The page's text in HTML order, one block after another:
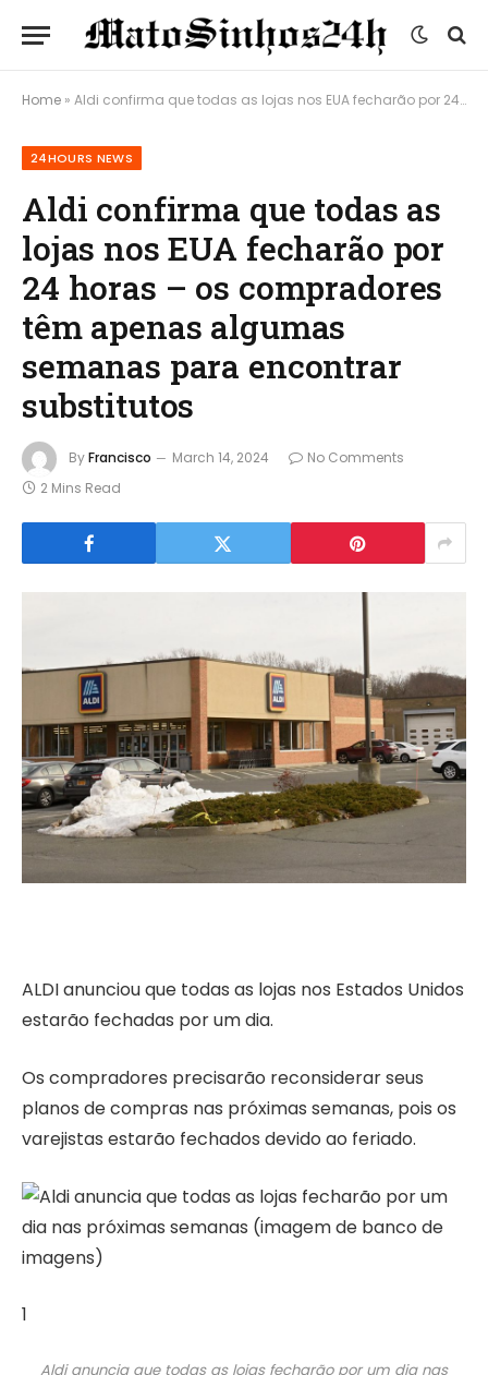
Home » Aldi confirma que todas as lojas nos EUA fecharão por 24 horas – os compradores têm apenas algumas semanas para encontrar substitutos
24HOURS NEWS
Aldi confirma que todas as
lojas nos EUA fecharão por
24 horas – os compradores
têm apenas algumas
semanas para encontrar
substitutos
ByFrancisco March 14, 2024
No Comments
2 Mins Read
ALDI anunciou que todas as lojas nos Estados Unidos
estarão fechadas por um dia.
Os compradores precisarão reconsiderar seus
planos de compras nas próximas semanas, pois os
varejistas estarão fechados devido ao feriado.
1
Aldi anuncia que todas as lojas fecharão por um dia nas